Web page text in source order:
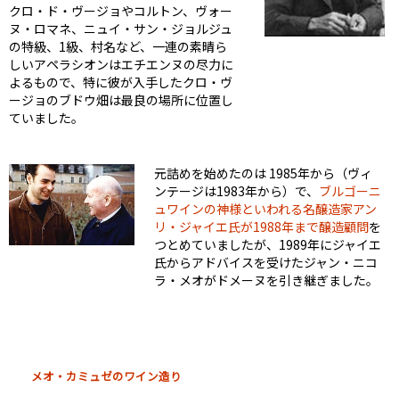
クロ・ド・ヴージョやコルトン、ヴォー
ヌ・ロマネ、ニュイ・サン・ジョルジュ
の特級、1級、村名など、一連の素晴ら
しいアペラシオンはエチエンヌの尽力に
よるもので、特に彼が入手したクロ・ヴ
ージョのブドウ畑は最良の場所に位置し
ていました。
元詰めを始めたのは 1985年から（ヴィ
ンテージは1983年から）で、 ブルゴーニ
ュワインの神様といわれる名醸造家アン
リ・ジャイエ氏が1988年まで醸造顧問を
つとめていましたが、1989年にジャイエ
氏からアドバイスを受けたジャン・ニコ
ラ・メオがドメーヌを引き継ぎました。
メオ・カミュゼのワイン造り